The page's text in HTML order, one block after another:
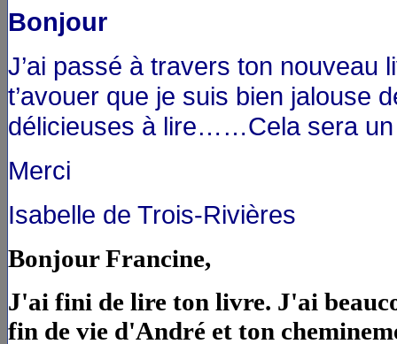
Bonjour
J’ai passé à travers ton nouveau
t’avouer que je suis bien jalouse
délicieuses à lire……Cela sera
Merci
Isabelle de Trois-Rivières
Bonjour Francine,
J'ai fini de lire ton livre. J'ai
fin de vie d'André et ton